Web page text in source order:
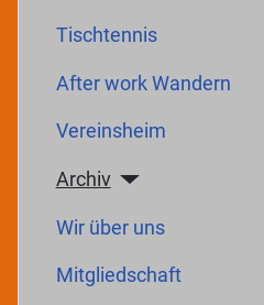
Tischtennis
After work Wandern
Vereinsheim
Archiv
Wir über uns
Mitgliedschaft